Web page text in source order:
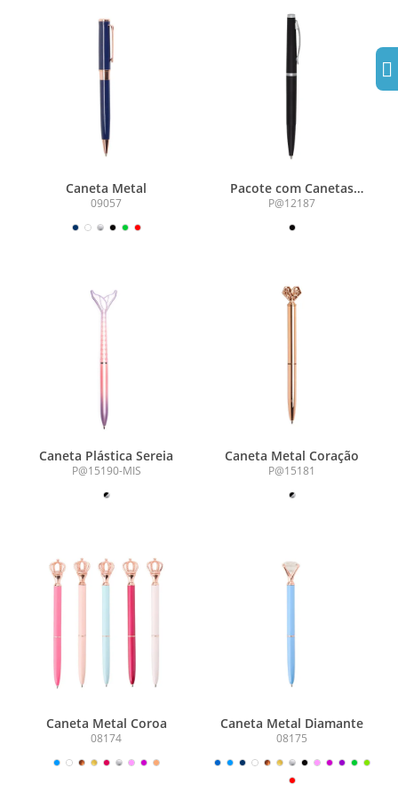
Caneta Metal
09057
Pacote com Canetas
Plásticas
P@12187
Caneta Plástica Sereia
P@15190-MIS
Caneta Metal Coração
P@15181
Caneta Metal Coroa
08174
Caneta Metal Diamante
08175